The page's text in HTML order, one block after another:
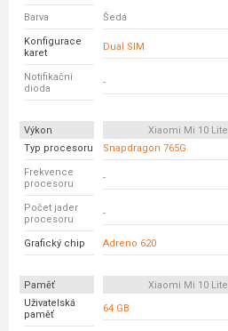
Barva Šedá
Konfigurace
karet
Dual SIM
Notifikační
dioda
-
Výkon Xiaomi Mi 10 Lite
Typ procesoru
Snapdragon 765G
Frekvence
procesoru
-
Počet jader
procesoru
-
Grafický chip Adreno 620
Paměť Xiaomi Mi 10 Lite
Uživatelská
paměť
64 GB